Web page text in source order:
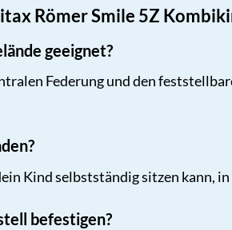
Römer Smile 5Z
geeignet?
Federung und den
Kind selbstständig sitzen kann,
befestigen?